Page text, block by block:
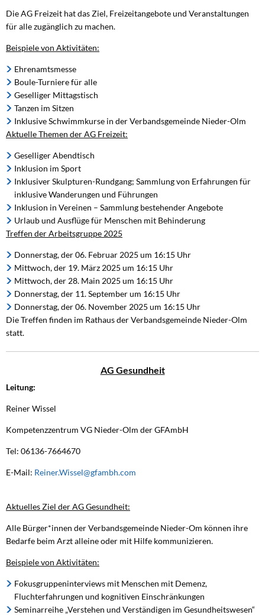
Die AG Freizeit hat das Ziel, Freizeitangebote und Veranstaltungen
für alle zugänglich zu machen.
Beispiele von Aktivitäten:
Ehrenamtsmesse
Boule-Turniere für alle
Geselliger Mittagstisch
Tanzen im Sitzen
Inklusive Schwimmkurse in der Verbandsgemeinde Nieder-Olm
Aktuelle Themen der AG Freizeit:
Geselliger Abendtisch
Inklusion im Sport
Inklusiver Skulpturen-Rundgang; Sammlung von Erfahrungen für
inklusive Wanderungen und Führungen
Inklusion in Vereinen – Sammlung bestehender Angebote
Urlaub und Ausflüge für Menschen mit Behinderung
Treffen der Arbeitsgruppe 2025
Donnerstag, der 06. Februar 2025 um 16:15 Uhr
Mittwoch, der 19. März 2025 um 16:15 Uhr
Mittwoch, der 28. Main 2025 um 16:15 Uhr
Donnerstag, der 11. September um 16:15 Uhr
Donnerstag, der 06. November 2025 um 16:15 Uhr
Die Treffen finden im Rathaus der Verbandsgemeinde Nieder-Olm
statt.
AG Gesundheit
Leitung:
Reiner Wissel
Kompetenzzentrum VG Nieder-Olm der GFAmbH
Tel: 06136-7664670
E-Mail: Reiner.Wissel@gfambh.com
Aktuelles Ziel der AG Gesundheit:
Alle Bürger*innen der Verbandsgemeinde Nieder-Om können ihre
Bedarfe beim Arzt alleine oder mit Hilfe kommunizieren.
Beispiele von Aktivitäten:
Fokusgruppeninterviews mit Menschen mit Demenz,
Fluchterfahrungen und kognitiven Einschränkungen
Seminarreihe „Verstehen und Verständigen im Gesundheitswesen“